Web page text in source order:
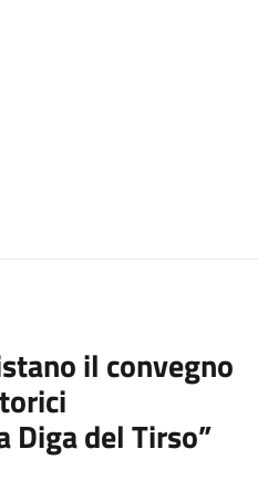
il convegno
Diga del Tirso”